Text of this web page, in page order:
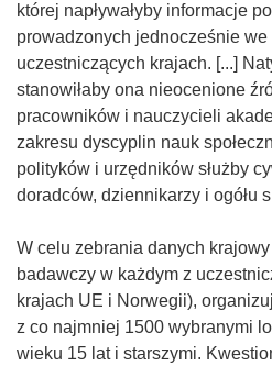
której napływałyby informacje
prowadzonych jednocześnie we
uczestniczących krajach. [...]
stanowiłaby ona nieocenione
pracowników i nauczycieli
zakresu dyscyplin nauk
polityków i urzędników służby
doradców, dziennikarzy i ogółu
W celu zebrania danych
badawczy w każdym z
krajach UE i Norwegii),
z co najmniej 1500 wybranymi
wieku 15 lat i starszymi.